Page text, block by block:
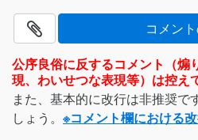
公序良俗に反するコメント（煽
現、わいせつな表現等）は控え
また、基本的に改行は非推奨で
しょう。 ※コメント欄における